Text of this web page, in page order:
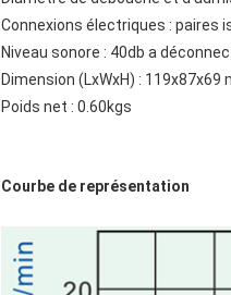
Connexions électriques : paires
Niveau sonore : 40db a
Dimension (LxWxH) : 119x87x69
Poids net : 0.60kgs
Courbe de représentation